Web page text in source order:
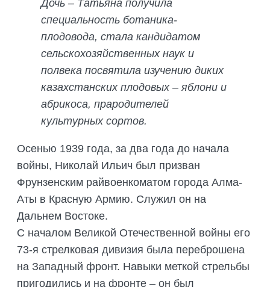
Дочь – Татьяна получила
специальность ботаника-
плодовода, стала кандидатом
сельскохозяйственных наук и
полвека посвятила изучению диких
казахстанских плодовых – яблони и
абрикоса, прародителей
культурных сортов.
Осенью 1939 года, за два года до начала
войны, Николай Ильич был призван
Фрунзенским райвоенкоматом города Алма-
Аты в Красную Армию. Служил он на
Дальнем Востоке.
С началом Великой Отечественной войны его
73-я стрелковая дивизия была переброшена
на Западный фронт. Навыки меткой стрельбы
пригодились и на фронте – он был